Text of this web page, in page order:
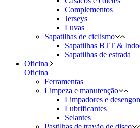
Complementos
Jerseys
Luvas
Sapatilhas de ciclismo
Sapatilhas BTT &
Sapatilhas de estrada
Oficina
Oficina
Ferramentas
Limpeza e manutenção
Limpadores e
Lubrificantes
Selantes